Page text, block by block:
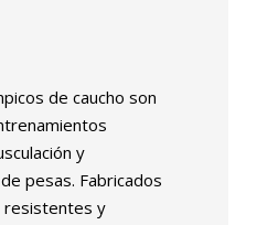
de caucho son
y
pesas. Fabricados
resistentes y